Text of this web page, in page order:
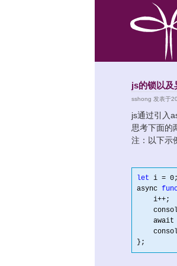
js的锁以及
sshong 发表于
js通过引入
思考下面的
注：以下示
let i = 0;
async
i++;
await